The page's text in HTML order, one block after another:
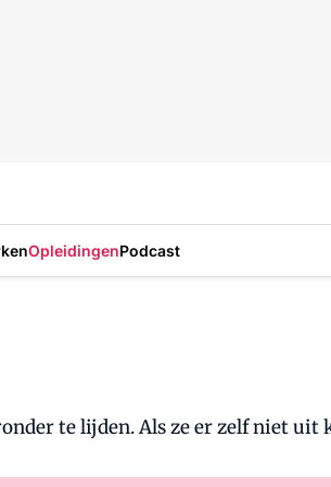
OpleidingenPodcast
te lijden. Als ze er zelf niet